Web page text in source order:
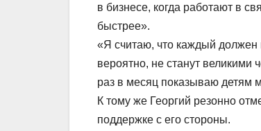
в бизнесе, когда работают в
быстрее».
«Я считаю, что каждый должен
вероятно, не станут
раз в месяц показываю детям
К тому же Георгий резонно
поддержке с его стороны.